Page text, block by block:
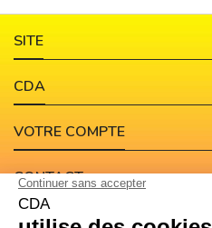
SITE
CDA
VOTRE COMPTE
CONTACT